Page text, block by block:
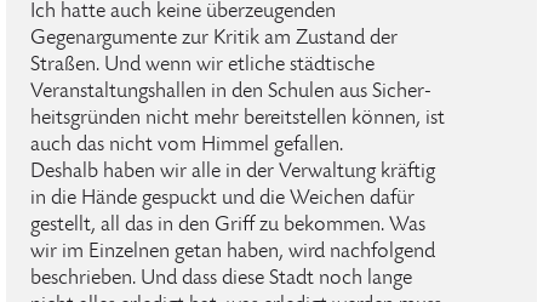
Ich hatte auch keine überzeugenden
Gegenargumente zur Kritik am Zustand der
Straßen. Und wenn wir etliche städtische
Veranstaltungshallen in den Schulen aus Sicher­
heitsgründen nicht mehr bereitstellen können, ist
auch das nicht vom Himmel gefallen.
Deshalb haben wir alle in der Verwaltung kräftig
in die Hände gespuckt und die Weichen dafür
gestellt, all das in den Griff zu bekommen. Was
wir im Einzelnen getan haben, wird nachfolgend
beschrieben. Und dass diese Stadt noch lange